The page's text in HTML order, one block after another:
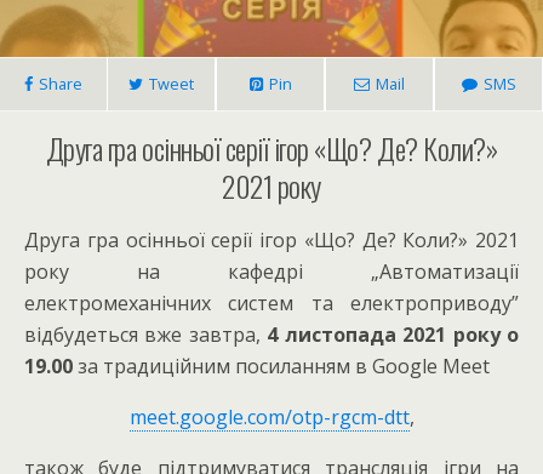
Share Tweet Pin Mail SMS
Друга гра осінньої серії ігор «Що? Де? Коли?»
2021 року
Друга гра осінньої серії ігор «Що? Де? Коли?» 2021
року на кафедрі „Автоматизації
електромеханічних систем та електроприводу”
відбудеться вже завтра, 4 листопада 2021 року о
19.00за традиційним посиланням в Google Meet
meet.google.com/otp-rgcm-dtt,
також буде підтримуватися трансляція ігри на